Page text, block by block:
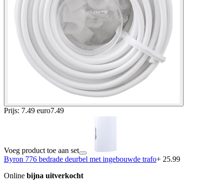
Prijs: 7.49 euro7.49
Voeg product toe aan set
Byron 776 bedrade deurbel met ingebouwde trafo+ 25.99
Online bijna uitverkocht